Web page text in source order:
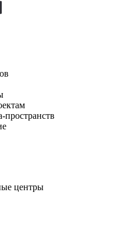
пространств
центры